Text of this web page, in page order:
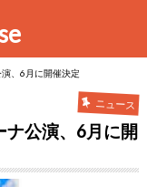
演、6月に開催決定
ニュース
ナ公演、6月に開